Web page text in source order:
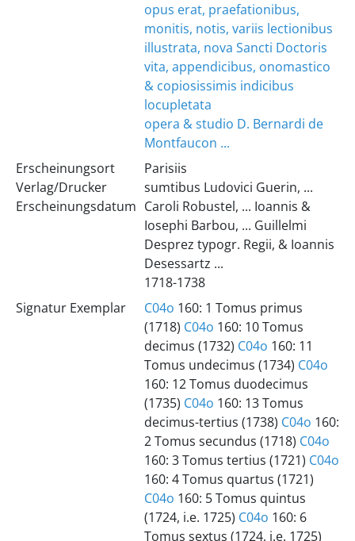
opus erat, praefationibus,
monitis, notis, variis lectionibus
illustrata, nova Sancti Doctoris
vita, appendicibus, onomastico
& copiosissimis indicibus
locupletata
opera & studio D. Bernardi de
Montfaucon ...
Erscheinungsort
Verlag/Drucker
Erscheinungsdatum
Parisiis
sumtibus Ludovici Guerin, ...
Caroli Robustel, ... Ioannis &
Iosephi Barbou, ... Guillelmi
Desprez typogr. Regii, & Ioannis
Desessartz ...
1718-1738
Signatur Exemplar
C04o 160: 1 Tomus primus
(1718) C04o 160: 10 Tomus
decimus (1732) C04o 160: 11
Tomus undecimus (1734) C04o
160: 12 Tomus duodecimus
(1735) C04o 160: 13 Tomus
decimus-tertius (1738) C04o 160:
2 Tomus secundus (1718) C04o
160: 3 Tomus tertius (1721) C04o
160: 4 Tomus quartus (1721)
C04o 160: 5 Tomus quintus
(1724, i.e. 1725) C04o 160: 6
Tomus sextus (1724, i.e. 1725)